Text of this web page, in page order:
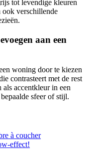
tot levendige kleuren
ook verschillende
aan een
woning door te kiezen
contrasteert met de rest
accentkleur in een
sfeer of stijl.
à coucher
effect!